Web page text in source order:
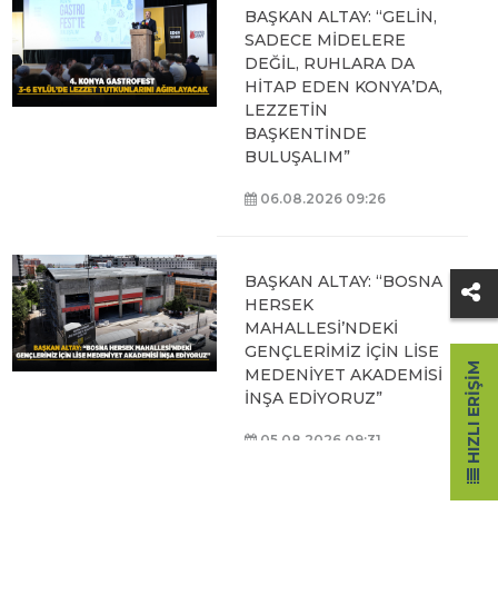
BAŞKAN ALTAY: “GELİN,
SADECE MİDELERE
DEĞİL, RUHLARA DA
HİTAP EDEN KONYA’DA,
LEZZETİN
BAŞKENTİNDE
BULUŞALIM”
06.08.2026 09:26
BAŞKAN ALTAY: “BOSNA
HERSEK
MAHALLESİ’NDEKİ
GENÇLERİMİZ İÇİN LİSE
MEDENİYET AKADEMİSİ
İNŞA EDİYORUZ”
05.08.2026 09:31 HIZLI ERIŞIM